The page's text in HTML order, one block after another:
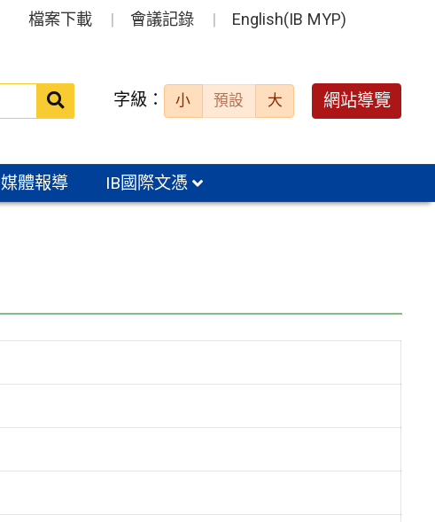
檔案下載 會議記錄 English(IB MYP)
送出 字級： 小 預設 大 網站導覽
媒體報導 IB國際文憑